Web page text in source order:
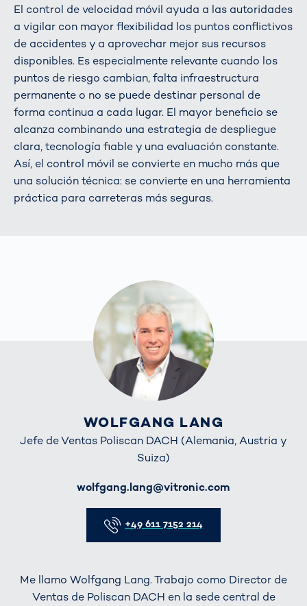
El control de velocidad móvil ayuda a las autoridades
a vigilar con mayor flexibilidad los puntos conflictivos
de accidentes y a aprovechar mejor sus recursos
disponibles. Es especialmente relevante cuando los
puntos de riesgo cambian, falta infraestructura
permanente o no se puede destinar personal de
forma continua a cada lugar. El mayor beneficio se
alcanza combinando una estrategia de despliegue
clara, tecnología fiable y una evaluación constante.
Así, el control móvil se convierte en mucho más que
una solución técnica: se convierte en una herramienta
práctica para carreteras más seguras.
WOLFGANG LANG
Jefe de Ventas Poliscan DACH (Alemania, Austria y
Suiza)
wolfgang.lang@vitronic.com
+49 611 7152 214
Me llamo Wolfgang Lang. Trabajo como Director de
Ventas de Poliscan DACH en la sede central de